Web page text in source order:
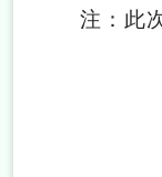
注：此